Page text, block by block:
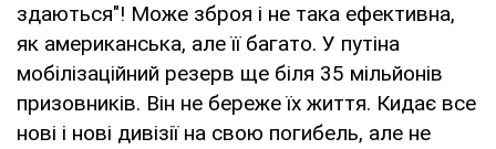
здаються"! Може зброя і не така ефективна,
як американська, але її багато. У путіна
мобілізаційний резерв ще біля 35 мільйонів
призовників. Він не береже їх життя. Кидає все
нові і нові дивізії на свою погибель, але не